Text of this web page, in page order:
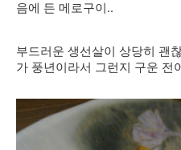
음에 든 메로구이..
부드러운 생선살이 상당히 괜
가 풍년이라서 그런지 구운 전